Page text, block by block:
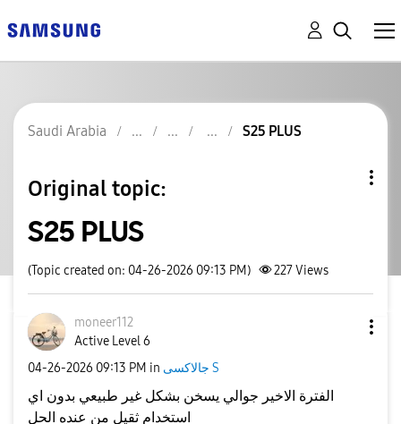
Saudi Arabia S25 PLUS
Original topic:
S25 PLUS
(Topic created on: 04-26-2026 09:13 PM) 227Views
moneer112
Active Level 6
‎04-26-2026 09:13 PM in جالاكسى S
الفترة الاخير جوالي يسخن بشكل غير طبيعي بدون اي